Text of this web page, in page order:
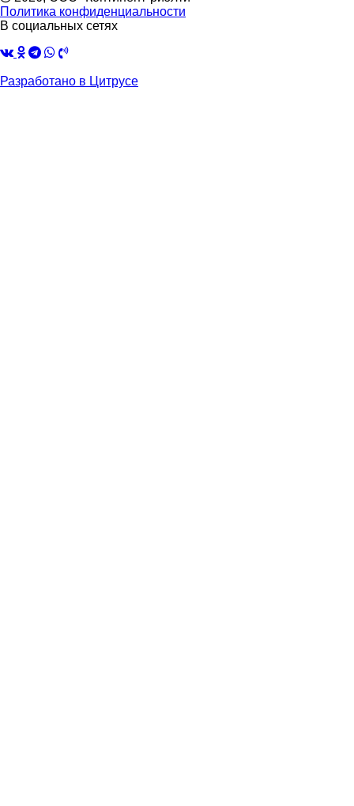
Политика конфиденциальности
В социальных сетях
Разработано в Цитрусе